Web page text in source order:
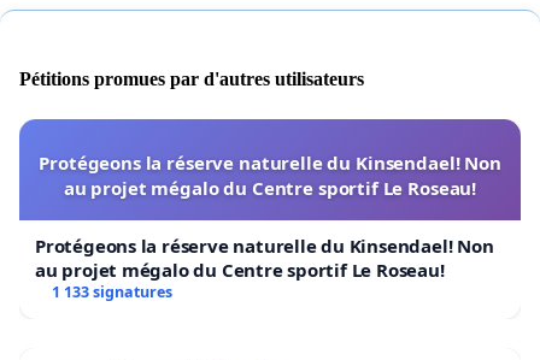
Pétitions promues par d'autres utilisateurs
Protégeons la réserve naturelle du Kinsendael! Non
au projet mégalo du Centre sportif Le Roseau!
Protégeons la réserve naturelle du Kinsendael! Non
au projet mégalo du Centre sportif Le Roseau!
1 133 signatures